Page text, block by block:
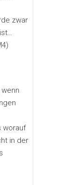
zwar
worauf
in der